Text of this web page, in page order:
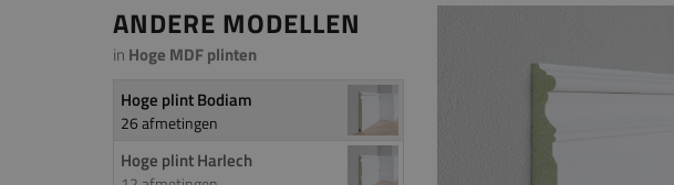
ANDERE MODELLEN
in Hoge MDF plinten
Hoge plint Bodiam
26 afmetingen
Hoge plint Harlech